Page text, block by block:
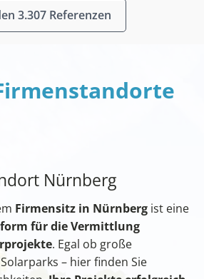
3.307 Referenzen
Nürnberg
Firmensitz in Nürnberg ist eine
für die Vermittlung
. Egal ob große
– hier finden Sie